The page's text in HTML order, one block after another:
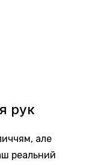
рук
але
реальний